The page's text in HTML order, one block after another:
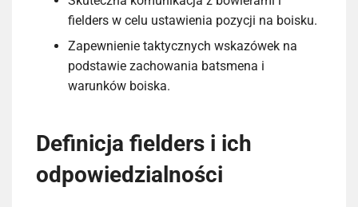
fielders w celu ustawienia pozycji na boisku.
Zapewnienie taktycznych wskazówek na
podstawie zachowania batsmena i
warunków boiska.
Definicja fielders i ich
odpowiedzialności